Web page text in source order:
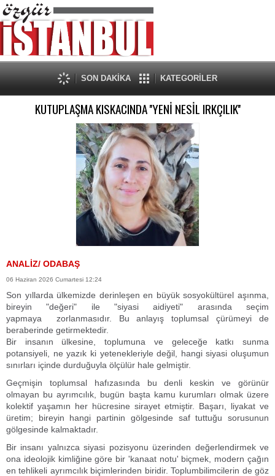
SON DAKİKA KATEGORİLER
KUTUPLAŞMA KISKACINDA ''YENİ NESİL IRKÇILIK''
ANALİZ/ ODABAŞ
06 Haziran 2026 Cumartesi 12:24
​Son yıllarda ülkemizde derinleşen en büyük sosyokültürel aşınma,
bireyin "değeri" ile "siyasi aidiyeti" arasında seçim
yapmaya zorlanmasıdır. Bu anlayış toplumsal çürümeyi de
beraberinde getirmektedir.
​Bir insanın ülkesine, toplumuna ve geleceğe katkı sunma
potansiyeli, ne yazık ki yetenekleriyle değil, hangi siyasi oluşumun
sınırları içinde durduğuyla ölçülür hale gelmiştir.
Geçmişin toplumsal hafızasında bu denli keskin ve görünür
olmayan bu ayrımcılık, bugün başta kamu kurumları olmak üzere
kolektif yaşamın her hücresine sirayet etmiştir. Başarı, liyakat ve
üretim; bireyin hangi partinin gölgesinde saf tuttuğu sorusunun
gölgesinde kalmaktadır.
Bir insanı yalnızca siyasi pozisyonu üzerinden değerlendirmek ve
ona ideolojik kimliğine göre bir 'kanaat notu' biçmek, modern çağın
en tehlikeli ayrımcılık biçimlerinden biridir. Toplumbilimcilerin de göz